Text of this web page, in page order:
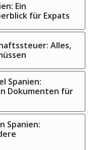
Ein
für Expats
Alles,
Spanien:
Dokumenten für
Spanien: